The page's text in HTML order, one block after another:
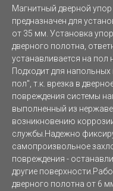
Магнитный дверной
предназначен для
от 35 мм. Установка
дверного полотна,
устанавливается на пол
Подходит для
пол", т.к. врезка в
повреждения системы
выполненный из
возникновению
службы.Надежно
самопроизвольное
повреждения -
другие
дверного полотна от 6